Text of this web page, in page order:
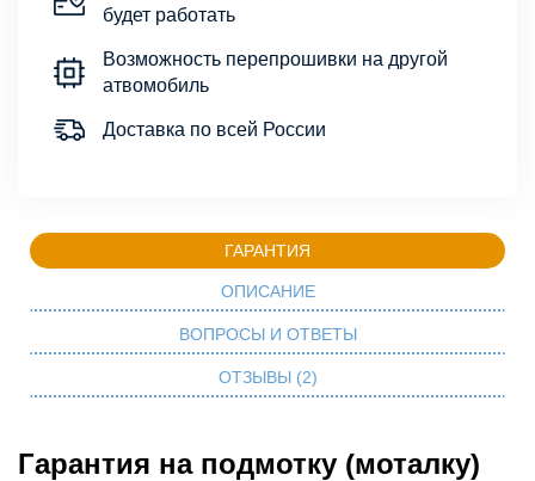
будет работать
Возможность перепрошивки на другой
атвомобиль
Доставка по всей России
ГАРАНТИЯ
ОПИСАНИЕ
ВОПРОСЫ И ОТВЕТЫ
ОТЗЫВЫ (2)
Гарантия на подмотку (моталку)